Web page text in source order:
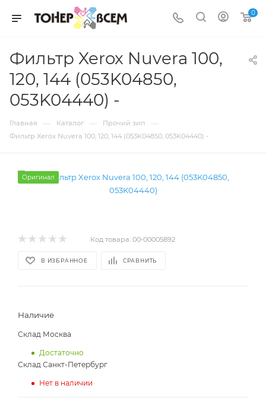
0
Фильтр Xerox Nuvera 100,
120, 144 (053K04850,
053K04440) -
Главная — Каталог — Прочий зип —
Фильтр Xerox Nuvera 100, 120, 144 (053K04850, 053K04440) -
Оригинал
Код товара: 00-00005892
В ИЗБРАННОЕ СРАВНИТЬ
Наличие
Склад Москва
Достаточно
Склад Санкт-Петербург
Нет в наличии